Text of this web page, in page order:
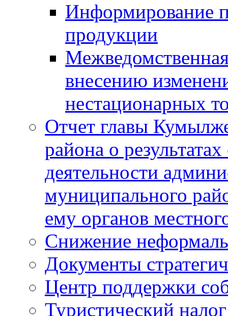
Информирование
продукции
внесению
нестационарных
Отчет главы
района о
деятельности
муниципального
ему органов
Снижение
Документы
Центр поддержки
Туристический налог